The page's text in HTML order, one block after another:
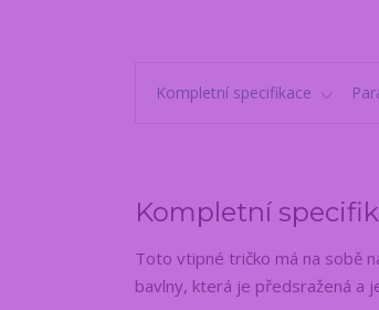
Kompletní specifikace
Kompletní
Toto vtipné tričko má na sobě
bavlny, která je předsražená a